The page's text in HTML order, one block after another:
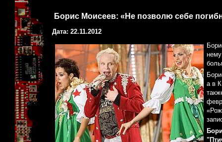
Борис Моисеев: «Не позволю себе
Дата: 22.11.2012
нему
а в